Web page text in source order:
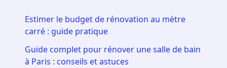
Estimer le budget de rénovation au mètre
carré : guide pratique
Guide complet pour rénover une salle de bain
à Paris : conseils et astuces